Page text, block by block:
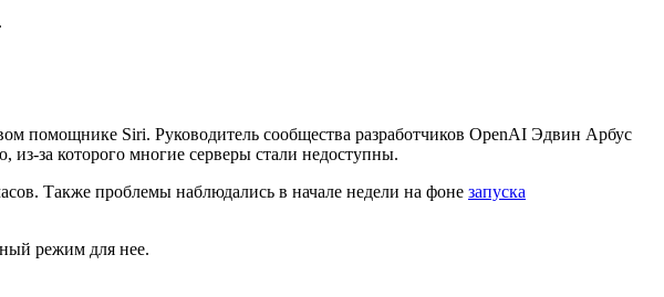
помощнике Siri. Руководитель сообщества разработчиков OpenAI Эдвин Арбус
за которого многие серверы стали недоступны.
Также проблемы наблюдались в начале недели на фоне запуска
режим для нее.